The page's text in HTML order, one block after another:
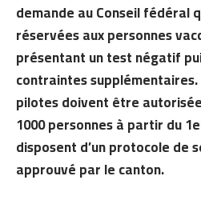
demande au Conseil fédéral
réservées aux personnes
présentant un test négatif
contraintes
pilotes doivent être
1000 personnes à partir du
disposent d’un protocole de
approuvé par le canton.